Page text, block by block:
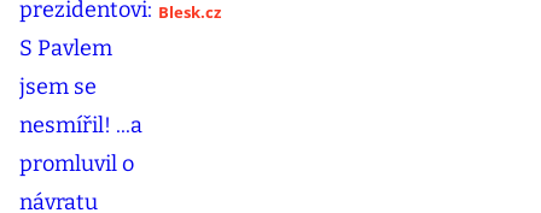
Blesk.cz